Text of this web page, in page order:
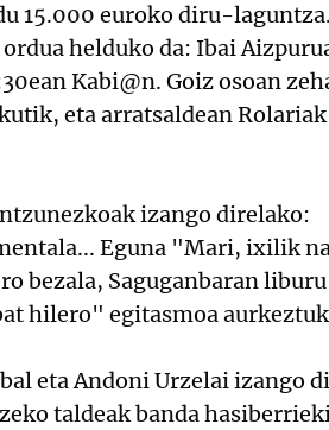
15.000 euroko diru-laguntza.
helduko da: Ibai
Kabi@n. Goiz osoan
eta arratsaldean Rolariak
izango direlako:
Eguna "Mari, ixilik
bezala, Saguganbaran
hilero" egitasmoa
eta Andoni Urzelai izango
taldeak banda